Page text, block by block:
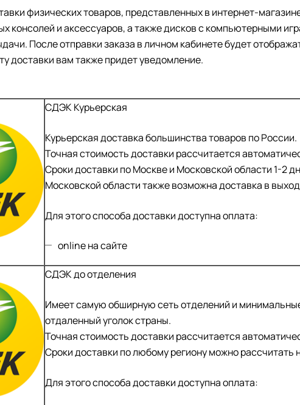
физических товаров, представленных в интернет-
консолей и аксессуаров, а также дисков с компьютерными
После отправки заказа в личном кабинете будет
доставки вам также придет уведомление.
СДЭК Курьерская
Курьерская доставка большинства товаров по России.
Точная стоимость доставки рассчитается
Сроки доставки по Москве и Московской области 1-2
Московской области также возможна доставка в
Для этого способа доставки доступна оплата:
online на сайте
СДЭК до отделения
Имеет самую обширную сеть отделений и
отдаленный уголок страны.
Точная стоимость доставки рассчитается
Сроки доставки по любому региону можно рассчитать
Для этого способа доставки доступна оплата: